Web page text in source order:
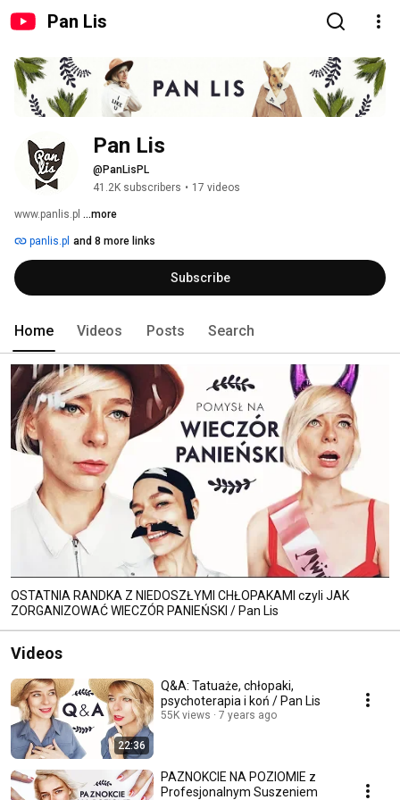
Pan Lis
Pan Lis
@PanLisPL
41.2K subscribers • 17 videos
www.panlis.pl ...more
panlis.pl and 8 more links
Subscribe
Home Videos Posts Search
OSTATNIA RANDKA Z NIEDOSZŁYMI CHŁOPAKAMI czyli JAK
ZORGANIZOWAĆ WIECZÓR PANIEŃSKI / Pan Lis
Videos
22:36
Q&A: Tatuaże, chłopaki,
psychoterapia i koń / Pan Lis
55K views 7 years ago
PAZNOKCIE NA POZIOMIE z
Profesjonalnym Suszeniem